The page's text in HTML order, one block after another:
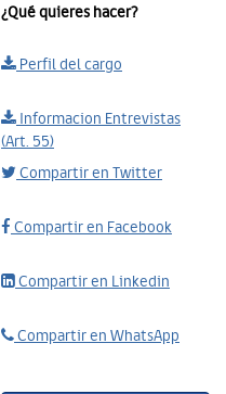
¿Qué quieres hacer?
Perfil del cargo
Informacion Entrevistas
(Art. 55)
Compartir en Twitter
Compartir en Facebook
Compartir en Linkedin
Compartir en WhatsApp